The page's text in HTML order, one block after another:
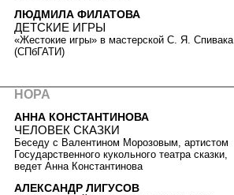
ЛЮДМИЛА ФИЛАТОВА
ДЕТСКИЕ ИГРЫ
«Жестокие игры» в мастерской С. Я. Спивака
(СПбГАТИ)
НОРА
АННА КОНСТАНТИНОВА
ЧЕЛОВЕК СКАЗКИ
Беседу с Валентином Морозовым, артистом
Государственного кукольного театра сказки,
ведет Анна Константинова
АЛЕКСАНДР ЛИГУСОВ